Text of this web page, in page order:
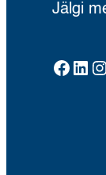
Jälgi
Facebook LinkedIn Instagram